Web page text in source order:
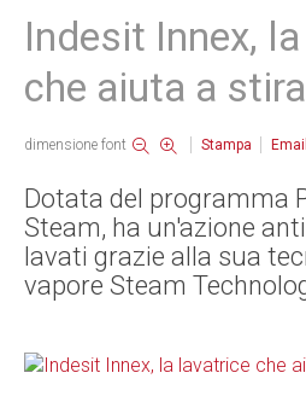
Indesit Innex,
che aiuta a
dimensione font Stampa Email
Dotata del programma
Steam, ha un'azione
lavati grazie alla sua
vapore Steam